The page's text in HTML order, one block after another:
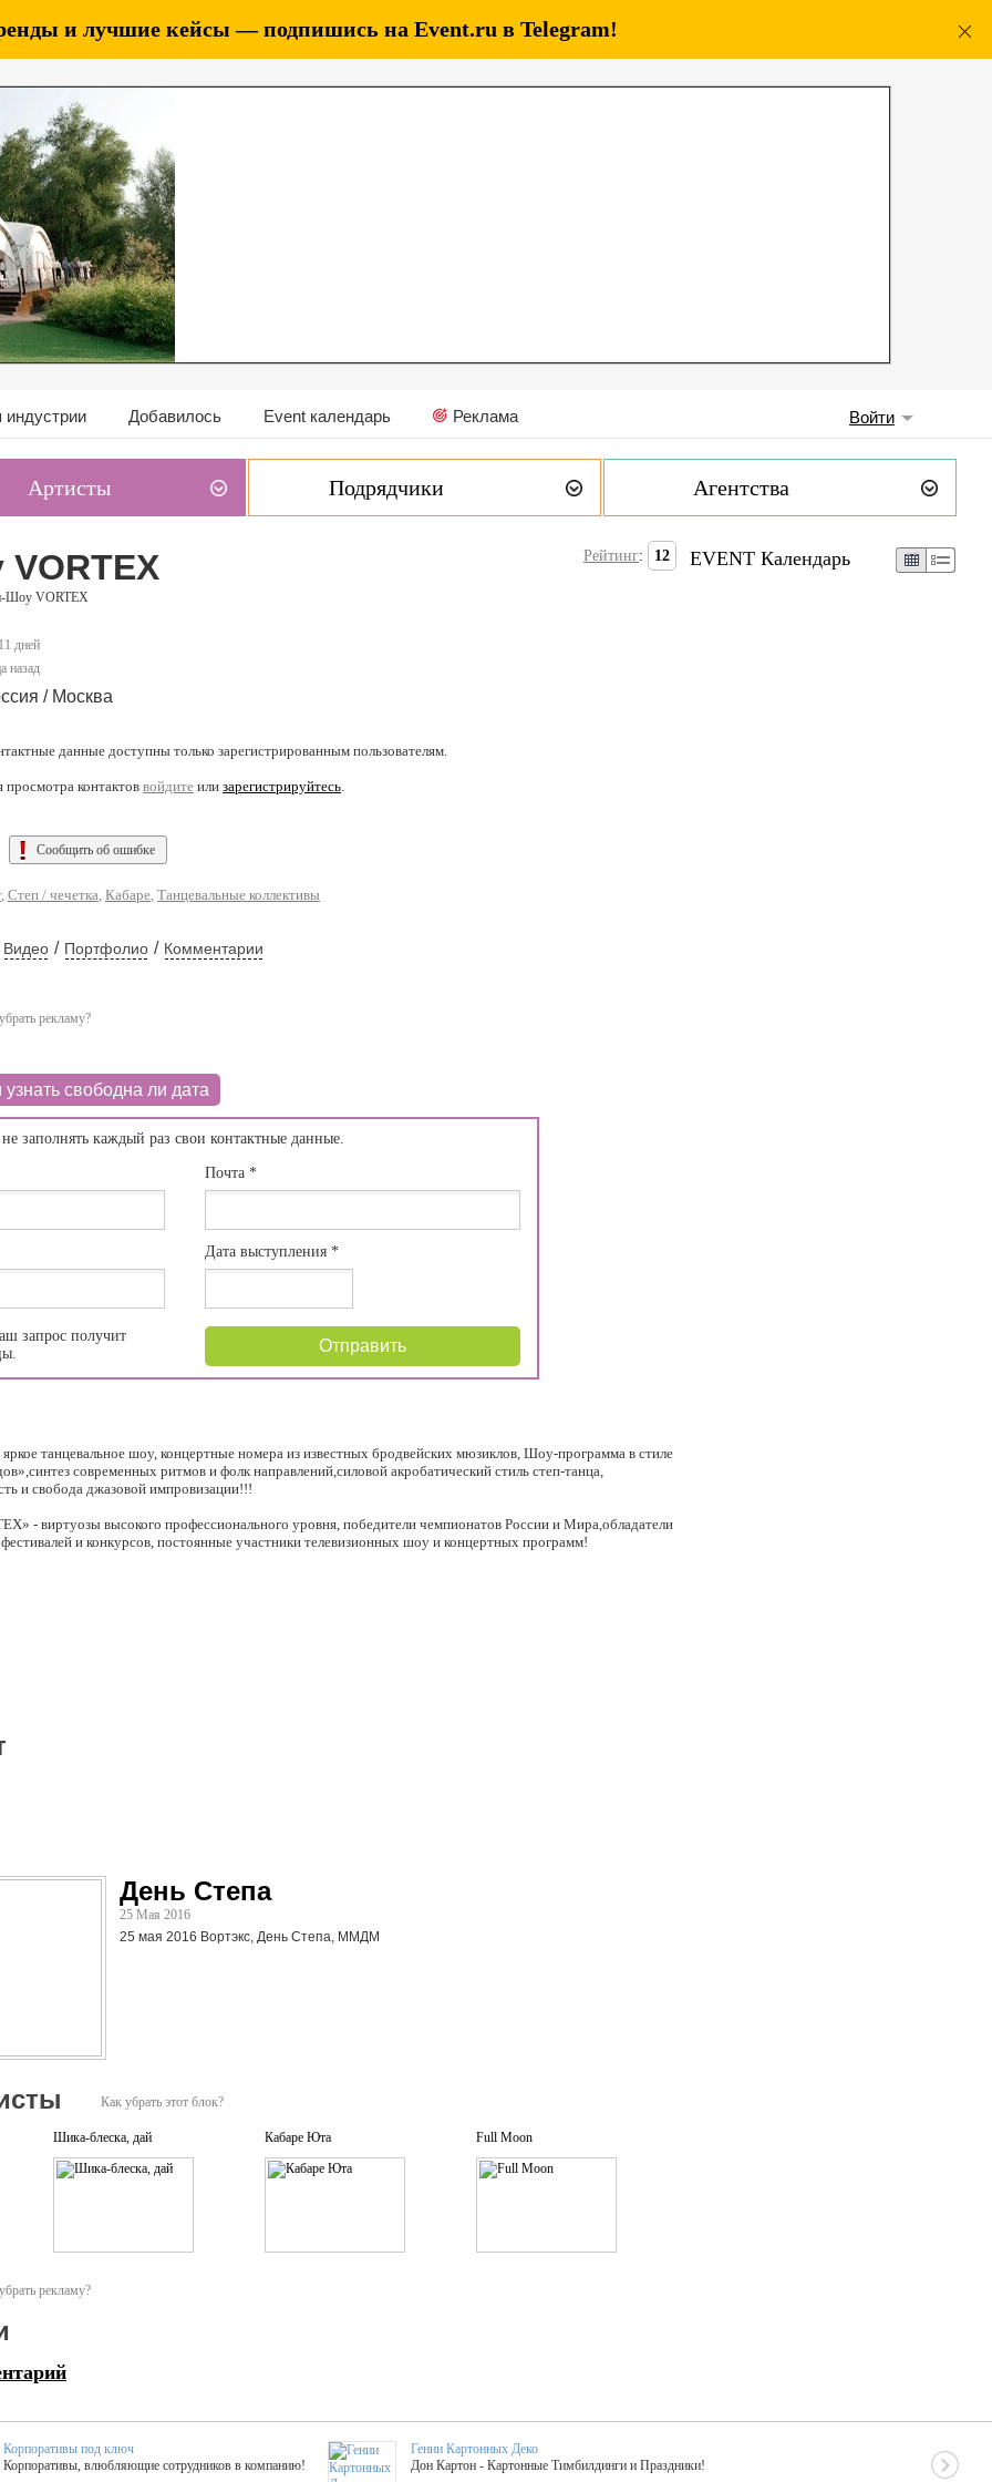
и лучшие кейсы — подпишись на Event.ru в Telegram!
Добавилось Event календарь Реклама Войти
Артисты Подрядчики Агентства
Шоу VORTEX
дней
назад
Рейтинг: 12
/ Москва
данные доступны только зарегистрированным пользователям.
просмотра контактов войдите или зарегистрируйтесь.
Сообщить об ошибке
, Степ / чечетка, Кабаре, Танцевальные коллективы
Видео / Портфолио / Комментарии
рекламу?
свободна ли дата
заполнять каждый раз свои контактные данные.
запрос получит
Почта*
Дата выступления*
Отправить
танцевальное шоу, концертные номера из известных бродвейских мюзиклов, Шоу-программа в стиле
современных ритмов и фолк направлений,силовой акробатический стиль степ-танца,
и свобода джазовой импровизации!!!
- виртуозы высокого профессионального уровня, победители чемпионатов России и Мира,обладатели
и конкурсов, постоянные участники телевизионных шоу и концертных программ!
День Степа
25 Мая 2016
25 мая 2016 Вортэкс, День Степа, ММДМ
Как убрать этот блок?
Шика-блеска, дай Кабаре Юта Full Moon
рекламу?
EVENT Календарь
Корпоративы под ключ
Корпоративы, влюбляющие сотрудников в компанию!
Гении Картонных Деко
Дон Картон - Картонные Тимбилдинги и Праздники!